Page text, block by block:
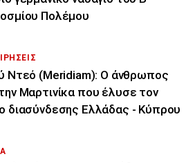
Πολέμου
Ντεό (Meridiam): Ο άνθρωπος
Μαρτινίκα που έλυσε τον
διασύνδεσης Ελλάδας - Κύπρου